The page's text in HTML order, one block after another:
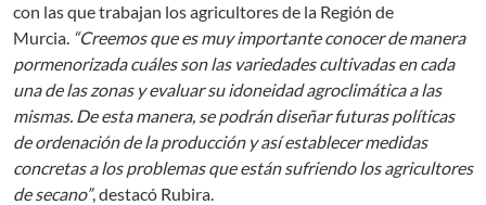
con las que trabajan los agricultores de la Región de
Murcia. “Creemos que es muy importante conocer de manera
pormenorizada cuáles son las variedades cultivadas en cada
una de las zonas y evaluar su idoneidad agroclimática a las
mismas. De esta manera, se podrán diseñar futuras políticas
de ordenación de la producción y así establecer medidas
concretas a los problemas que están sufriendo los agricultores
de secano”, destacó Rubira.